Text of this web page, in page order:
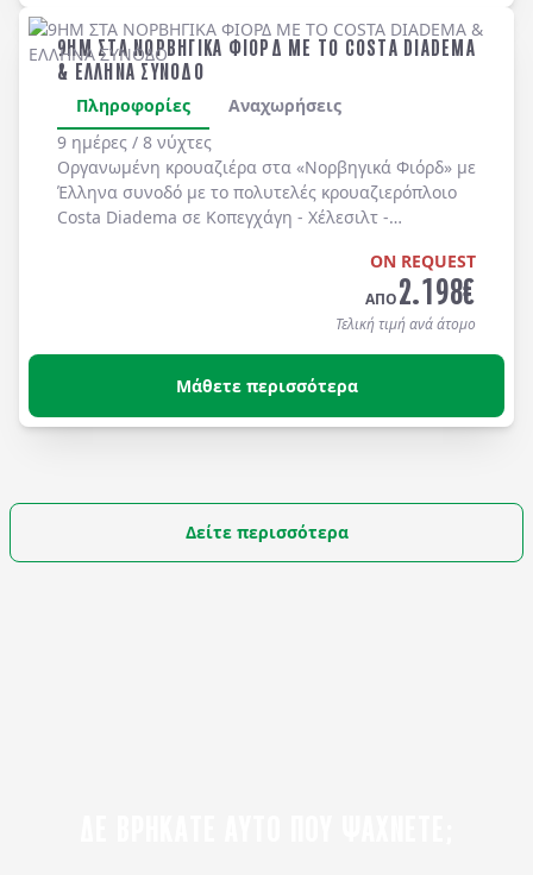
9ΗΜ ΣΤΑ ΝΟΡΒΗΓΙΚΑ ΦΙΟΡΔ ΜΕ ΤΟ COSTA DIADEMA
& ΕΛΛΗΝΑ ΣΥΝΟΔΟ
Πληροφορίες
Αναχωρήσεις
9 ημέρες / 8 νύχτες
Οργανωμένη κρουαζιέρα στα «Νορβηγικά Φιόρδ» με
Έλληνα συνοδό με το πολυτελές κρουαζιερόπλοιο
Costa Diadema σε Κοπεγχάγη - Χέλεσιλτ -
ON REQUEST
ΑΠΟ2.198€
Τελική τιμή ανά άτομο
Μάθετε περισσότερα
Δείτε περισσότερα